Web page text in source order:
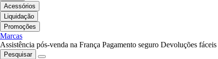
Acessórios
Liquidação
Promoções
Marcas
Assistência pós-venda na França Pagamento seguro Devoluções fáceis
Pesquisar